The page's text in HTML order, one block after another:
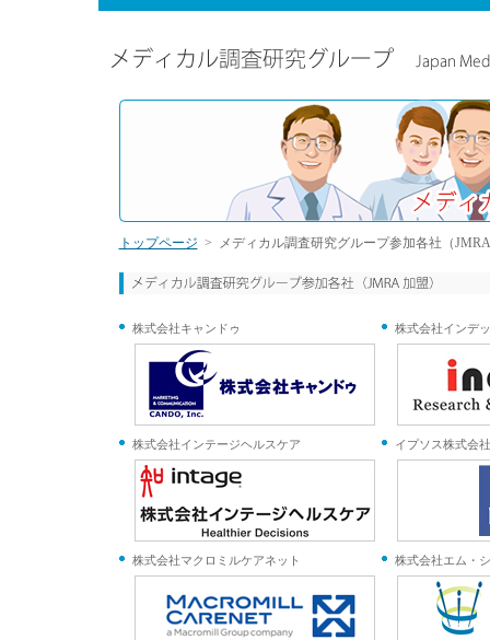
トップページ > メディカル調査研究グループ参加各社（
株式会社キャンドゥ
株式会社インテージヘルスケア
株式会社マクロミルケアネット
株式会社インデ
イプソス株式会社
株式会社エム・